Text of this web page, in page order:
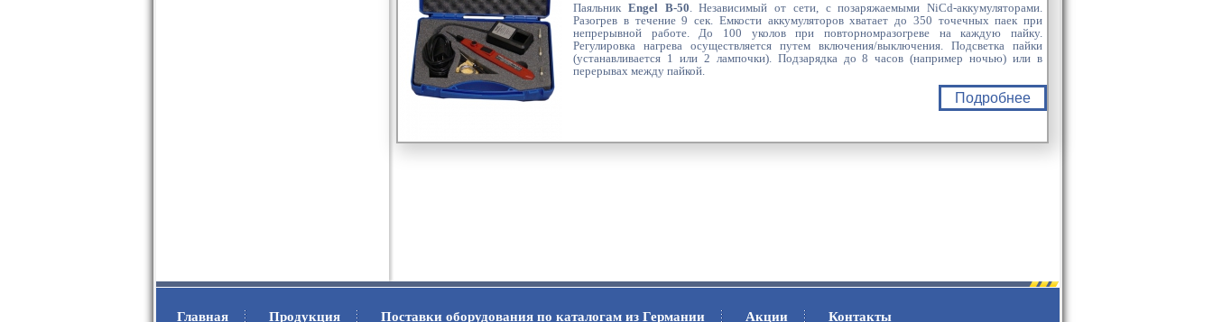
Паяльник Engel В-50. Независимый от сети, с позаряжаемыми NiCd-аккумуляторами.
Разогрев в течение 9 сек. Емкости аккумуляторов хватает до 350 точечных паек при
непрерывной работе. До 100 уколов при повторномразогреве на каждую пайку.
Регулировка нагрева осуществляется путем включения/выключения. Подсветка пайки
(устанавливается 1 или 2 лампочки). Подзарядка до 8 часов (например ночью) или в
перерывах между пайкой.
Подробнее
Главная . Продукция . Поставки оборудования по каталогам из Германии . Акции . Контакты